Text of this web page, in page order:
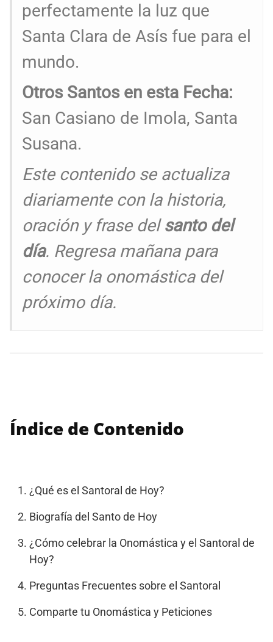
perfectamente la luz que
Santa Clara de Asís fue para el
mundo.
Otros Santos en esta Fecha:
San Casiano de Imola, Santa
Susana.
Este contenido se actualiza
diariamente con la historia,
oración y frase delsanto del
día. Regresa mañana para
conocer la onomástica del
próximo día.
Índice de Contenido
¿Qué es el Santoral de Hoy?
Biografía del Santo de Hoy
¿Cómo celebrar la Onomástica y el Santoral de
Hoy?
Preguntas Frecuentes sobre el Santoral
Comparte tu Onomástica y Peticiones